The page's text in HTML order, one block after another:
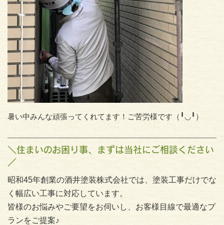
暑い中みんな頑張ってくれてます！ご苦労様です（╹◡╹）
＼住まいのお困り事、まずは当社にご相談ください
／
昭和45年創業の酒井塗装株式会社では、塗装工事だけでな
く幅広い工事に対応しています。
皆様のお悩みやご要望をお伺いし、お客様目線で最適なプ
ランをご提案♪